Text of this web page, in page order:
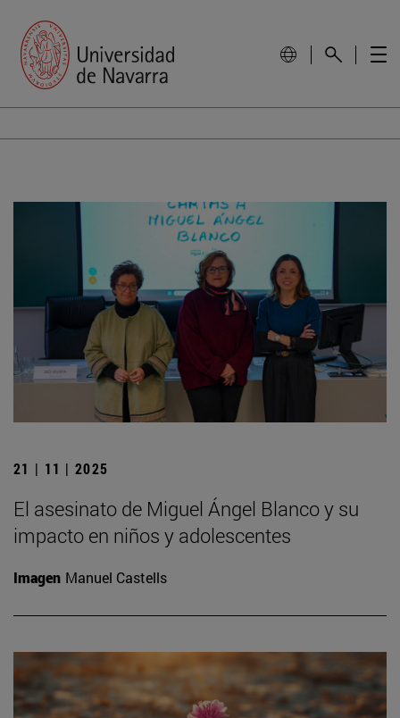
21 | 11 | 2025
El asesinato de Miguel Ángel Blanco y su
impacto en niños y adolescentes
Imagen Manuel Castells